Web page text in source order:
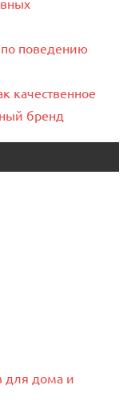
по поведению
качественное
бренд
для дома и